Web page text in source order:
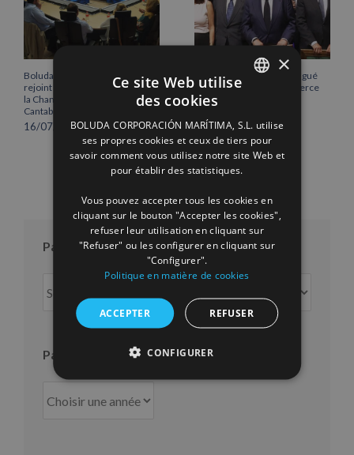
Boluda Corporación Marítima
rejoint l’Assemblée plénière de
la Chambre de commerce de
Cantabrie
16/07/2026
Vicente Boluda Fos distingué
par la Chambre de commerce
de Séville.
Par mois
mois
Par an
ENGLISH
FRENCH
×
Ce site Web utilise
des cookies
BOLUDA CORPORACIÓN MARÍTIMA, S.L. utilise
ses propres cookies et ceux de tiers pour
savoir comment vous utilisez notre site Web et
pour établir des statistiques.
Vous pouvez accepter tous les cookies en
cliquant sur le bouton "Accepter les cookies",
refuser leur utilisation en cliquant sur
"Refuser" ou les configurer en cliquant sur
"Configurer".
Politique en matière de cookies
ACCEPTER REFUSER
CONFIGURER